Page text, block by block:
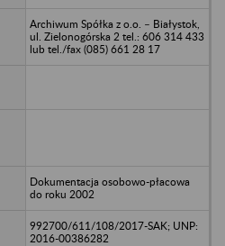
Archiwum Spółka z o.o. – Białystok,
ul. Zielonogórska 2 tel.: 606 314 433
lub tel./fax (085) 661 28 17
Dokumentacja osobowo-płacowa
do roku 2002
992700/611/108/2017-SAK; UNP:
2016-00386282